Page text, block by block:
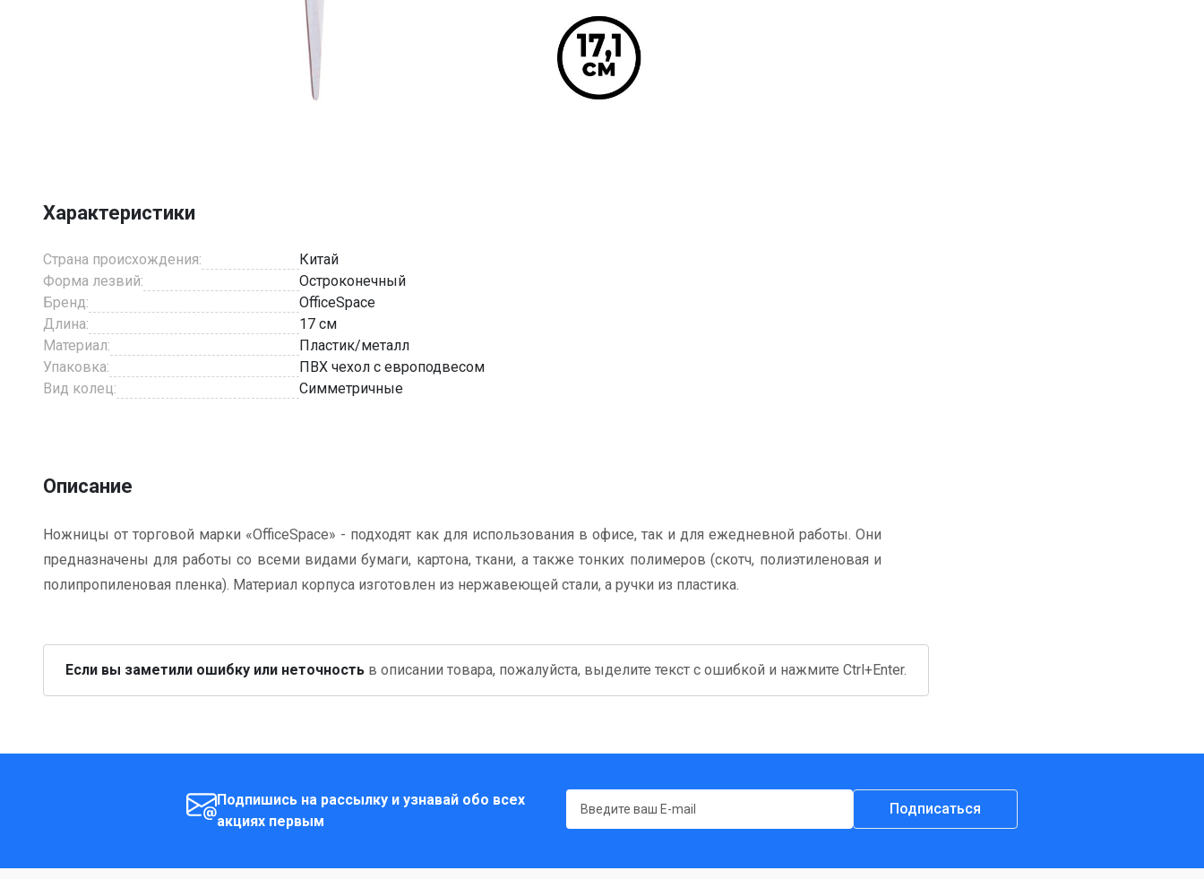
2
Характеристики
Страна происхождения:
Китай
Форма лезвий:
Остроконечный
Бренд:
OfficeSpace
Длина:
17 см
Материал:
Пластик/металл
Упаковка:
ПВХ чехол с европодвесом
Вид колец:
Симметричные
Описание
Ножницы от торговой марки «OfficeSpace» - подходят как для использования в офисе, так и для ежедневной работы. Они
предназначены для работы со всеми видами бумаги, картона, ткани, а также тонких полимеров (скотч, полиэтиленовая и
полипропиленовая пленка). Материал корпуса изготовлен из нержавеющей стали, а ручки из пластика.
Если вы заметили ошибку или неточность в описании товара, пожалуйста, выделите текст с ошибкой и нажмите Ctrl+Enter.
Подпишись на рассылку и узнавай обо всех
акциях первым
Подписаться